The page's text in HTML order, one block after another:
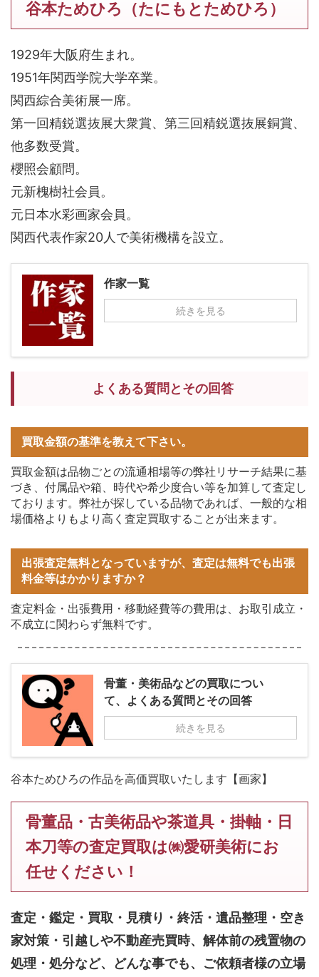
谷本ためひろ（たにもとためひろ）
1929年大阪府生まれ。
1951年関西学院大学卒業。
関西綜合美術展一席。
第一回精鋭選抜展大衆賞、第三回精鋭選抜展銅賞、
他多数受賞。
櫻照会顧問。
元新槐樹社会員。
元日本水彩画家会員。
関西代表作家20人で美術機構を設立。
作家一覧
続きを見る
よくある質問とその回答
買取金額の基準を教えて下さい。
買取金額は品物ごとの流通相場等の弊社リサーチ結果に基
づき、付属品や箱、時代や希少度合い等を加算して査定し
ております。弊社が探している品物であれば、一般的な相
場価格よりもより高く査定買取することが出来ます。
出張査定無料となっていますが、査定は無料でも出張
料金等はかかりますか？
査定料金・出張費用・移動経費等の費用は、お取引成立・
不成立に関わらず無料です。
骨董・美術品などの買取につい
て、よくある質問とその回答
続きを見る
谷本ためひろの作品を高価買取いたします【画家】
骨董品・古美術品や茶道具・掛軸・日
本刀等の査定買取は㈱愛研美術にお
任せください！
査定・鑑定・買取・見積り・終活・遺品整理・空き
家対策・引越しや不動産売買時、解体前の残置物の
処理・処分など、どんな事でも、 ご依頼者様の立場